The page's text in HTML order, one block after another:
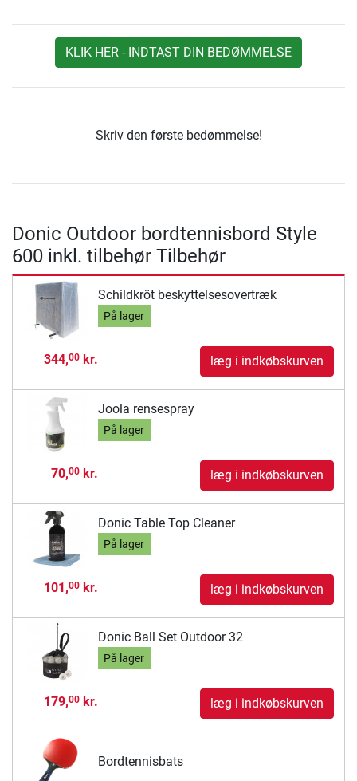
KLIK HER - INDTAST DIN BEDØMMELSE
Skriv den første bedømmelse!
Donic Outdoor bordtennisbord Style
600 inkl. tilbehør Tilbehør
Schildkröt beskyttelsesovertræk
På lager
344,00kr. læg i indkøbskurven
Joola rensespray
På lager
70,00kr. læg i indkøbskurven
Donic Table Top Cleaner
På lager
101,00kr. læg i indkøbskurven
Donic Ball Set Outdoor 32
På lager
179,00kr. læg i indkøbskurven
Bordtennisbats